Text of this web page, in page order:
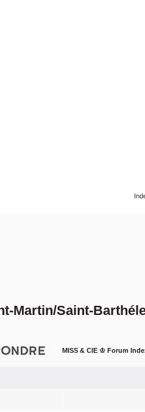
Martin/Saint-
MISS & CIE ♔ Forum